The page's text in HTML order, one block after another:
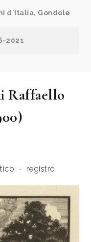
d'Italia, Gondole
2021
Raffaello
- registro